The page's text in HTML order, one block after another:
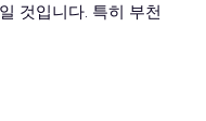
것입니다. 특히 부천